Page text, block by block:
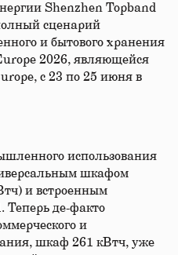
Shenzhen Topband
сценарий
и бытового хранения
2026, являющейся
с 23 по 25 июня в
использования
шкафом
и встроенным
Теперь де-факто
и
шкаф 261 кВтч, уже